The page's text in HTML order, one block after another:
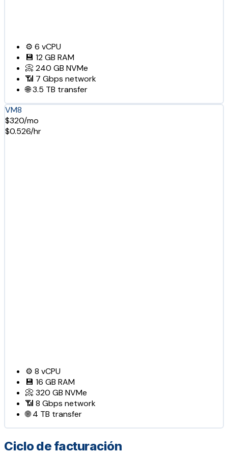
⚙️ 6 vCPU
💾 12 GB RAM
📀 240 GB NVMe
📶 7 Gbps network
🌐3.5 TB transfer
VM8
$320/mo
$0.526/hr
⚙️ 8 vCPU
💾 16 GB RAM
📀 320 GB NVMe
📶 8 Gbps network
🌐4 TB transfer
Ciclo de facturación